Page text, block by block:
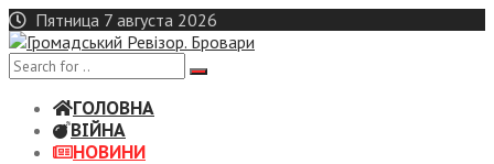
Skip
to
content
Пятница 7 августа 2026
ГОЛОВНА
ВІЙНА
НОВИНИ